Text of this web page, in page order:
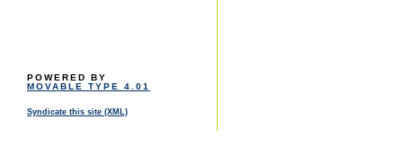
POWERED BY
MOVABLE TYPE 4.01
Syndicate this site (XML)